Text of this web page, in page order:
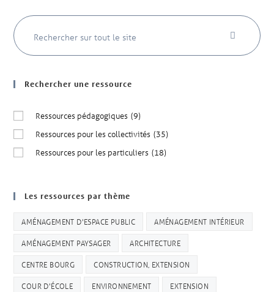
Rechercher une ressource
Ressources pédagogiques (9)
Ressources pour les collectivités (35)
Ressources pour les particuliers (18)
Les ressources par thème
AMÉNAGEMENT D'ESPACE PUBLIC AMÉNAGEMENT INTÉRIEUR
AMÉNAGEMENT PAYSAGER ARCHITECTURE
CENTRE BOURG CONSTRUCTION, EXTENSION
COUR D'ÉCOLE ENVIRONNEMENT EXTENSION